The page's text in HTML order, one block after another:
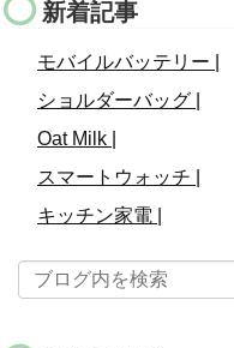
新着記事
モバイルバッテリー |
ショルダーバッグ |
Oat Milk |
スマートウォッチ |
キッチン家電 |